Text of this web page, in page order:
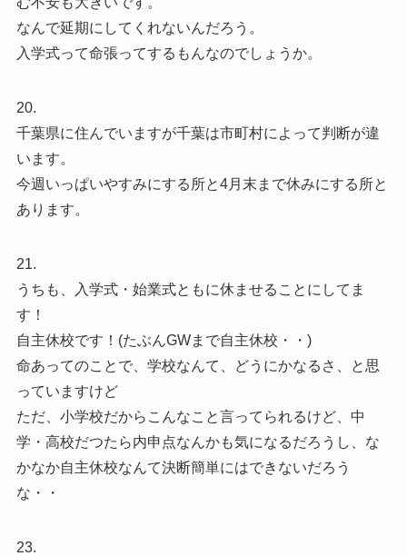
なんで延期にしてくれないんだろう。
入学式って命張ってするもんなのでしょうか。
20.
千葉県に住んでいますが千葉は市町村によって判断が違
います。
今週いっぱいやすみにする所と4月末まで休みにする所と
あります。
21.
うちも、入学式・始業式ともに休ませることにしてま
す！
自主休校です！(たぶんGWまで自主休校・・)
命あってのことで、学校なんて、どうにかなるさ、と思
っていますけど
ただ、小学校だからこんなこと言ってられるけど、中
学・高校だつたら内申点なんかも気になるだろうし、な
かなか自主休校なんて決断簡単にはできないだろう
な・・
23.